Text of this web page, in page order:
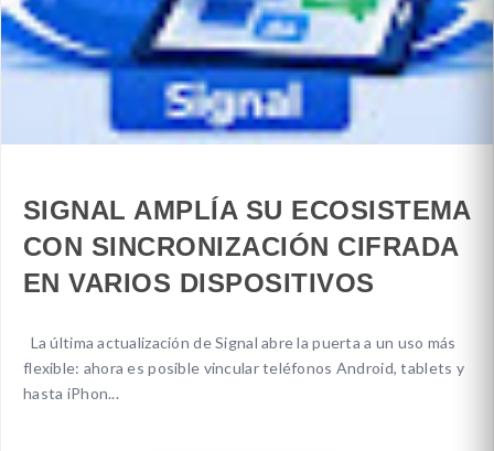
SIGNAL AMPLÍA SU ECOSISTEMA
CON SINCRONIZACIÓN CIFRADA
EN VARIOS DISPOSITIVOS
La última actualización de Signal abre la puerta a un uso más
flexible: ahora es posible vincular teléfonos Android, tablets y
hasta iPhon...